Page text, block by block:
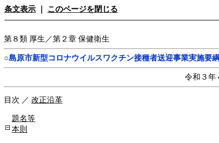
条文表示 このページを閉じる
第８類 厚生／第２章 保健衛生
○島原市新型コロナウイルスワクチン接種者送迎事業実施要
令和３年
目次 ／ 改正沿革
題名等
本則